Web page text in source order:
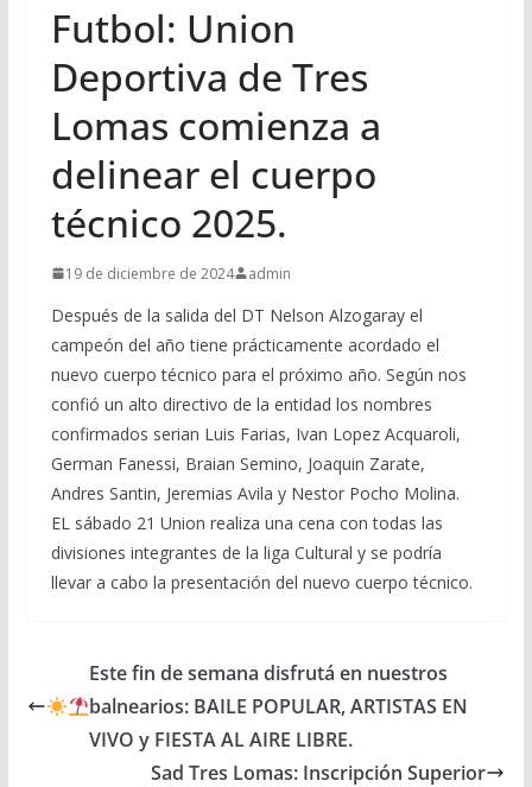
Futbol: Union
Deportiva de Tres
Lomas comienza a
delinear el cuerpo
técnico 2025.
19 de diciembre de 2024 admin
Después de la salida del DT Nelson Alzogaray el
campeón del año tiene prácticamente acordado el
nuevo cuerpo técnico para el próximo año. Según nos
confió un alto directivo de la entidad los nombres
confirmados serian Luis Farias, Ivan Lopez Acquaroli,
German Fanessi, Braian Semino, Joaquin Zarate,
Andres Santin, Jeremias Avila y Nestor Pocho Molina.
EL sábado 21 Union realiza una cena con todas las
divisiones integrantes de la liga Cultural y se podría
llevar a cabo la presentación del nuevo cuerpo técnico.
Este fin de semana disfrutá en nuestros
balnearios: BAILE POPULAR, ARTISTAS EN
VIVO y FIESTA AL AIRE LIBRE.
Sad Tres Lomas: Inscripción Superior